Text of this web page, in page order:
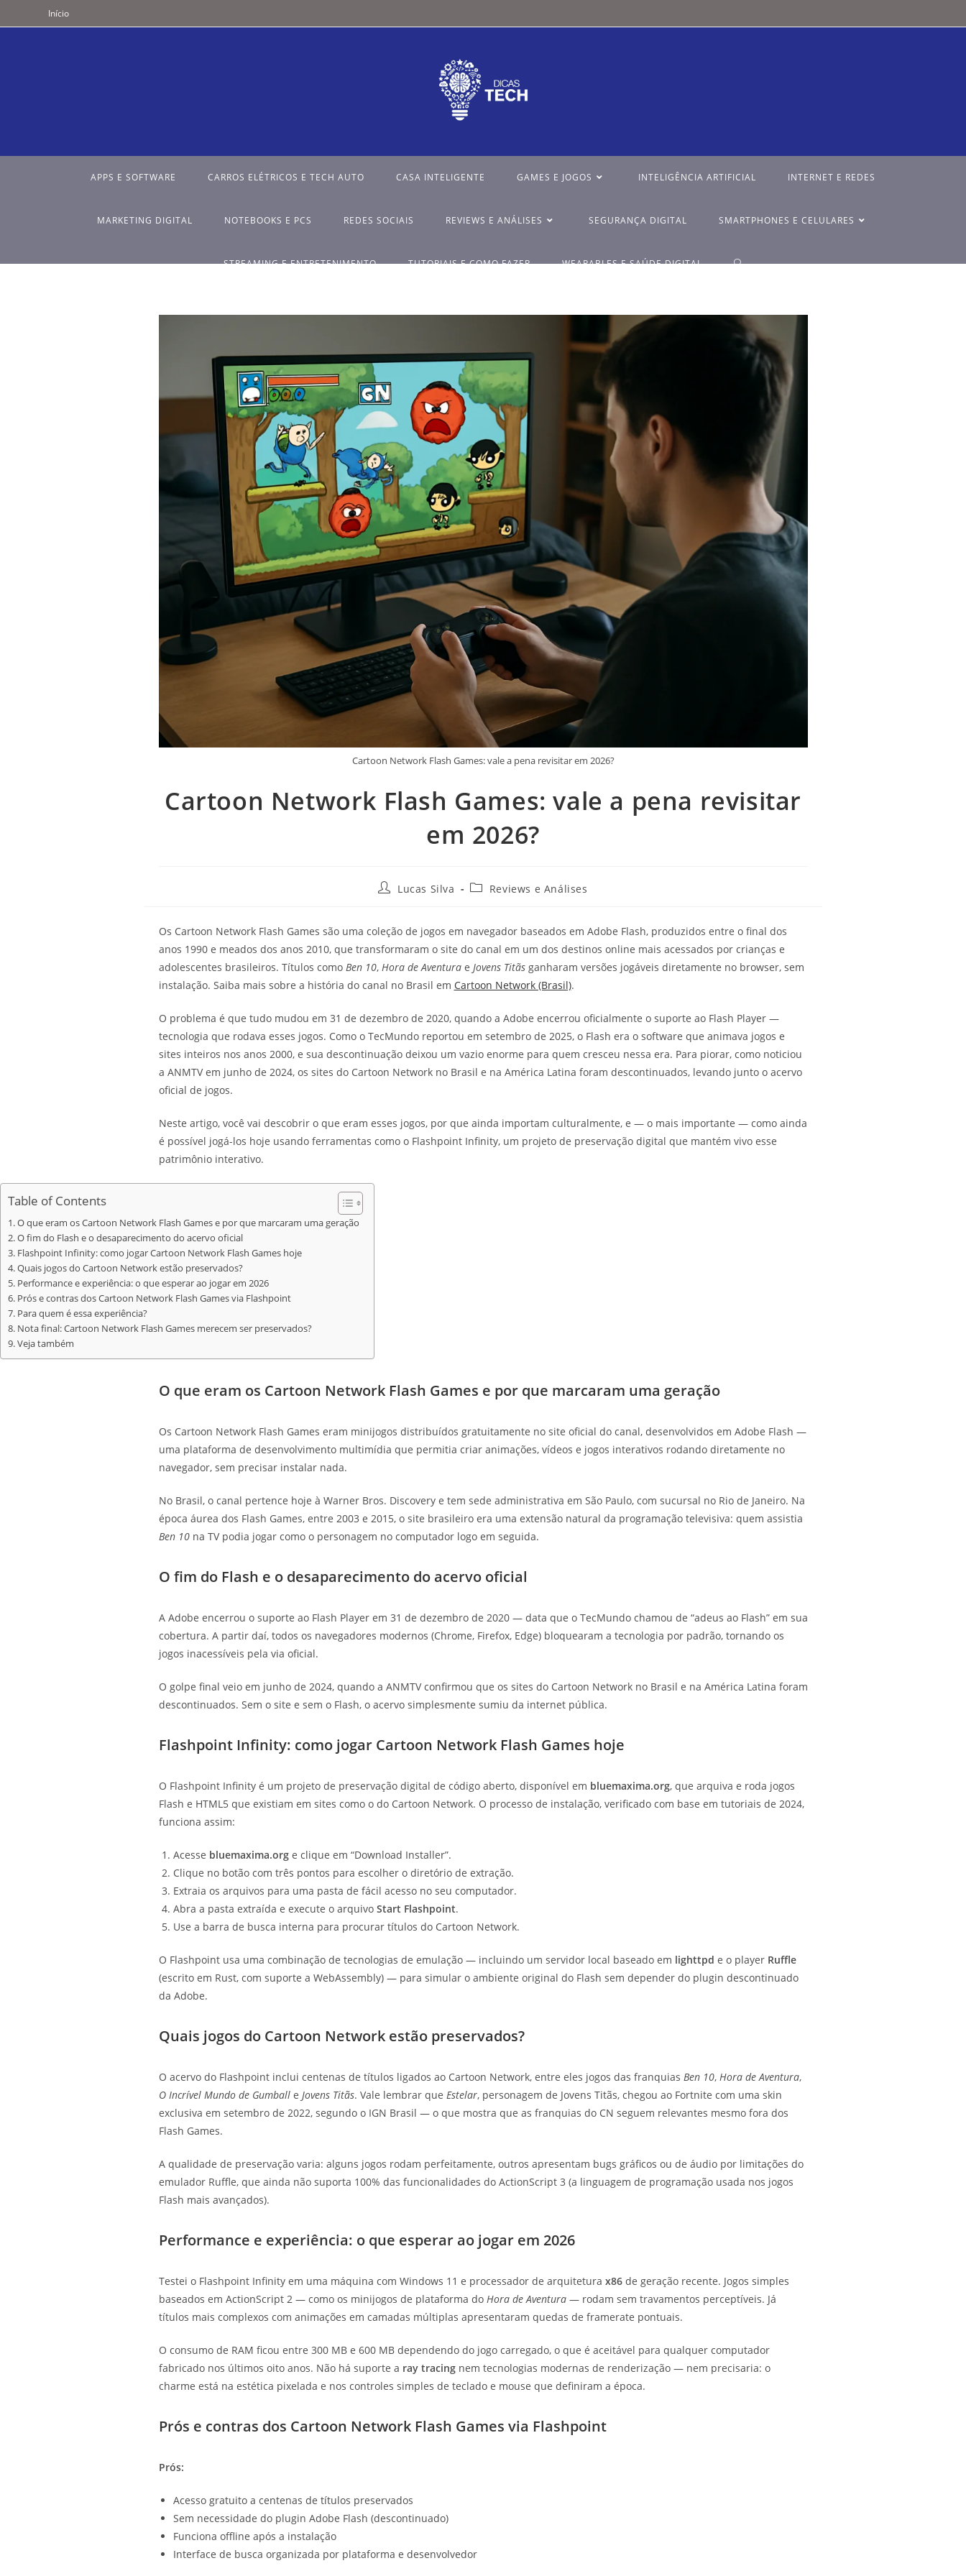
Início
APPS E SOFTWARE CARROS ELÉTRICOS E TECH AUTO CASA INTELIGENTE GAMES E JOGOS INTELIGÊNCIA ARTIFICIAL INTERNET E REDES
MARKETING DIGITAL NOTEBOOKS E PCS REDES SOCIAIS REVIEWS E ANÁLISES SEGURANÇA DIGITAL SMARTPHONES E CELULARES
STREAMING E ENTRETENIMENTO TUTORIAIS E COMO FAZER WEARABLES E SAÚDE DIGITAL
Cartoon Network Flash Games: vale a pena revisitar em 2026?
Cartoon Network Flash Games: vale a pena revisitar
em 2026?
Lucas Silva Reviews e Análises
Os Cartoon Network Flash Games são uma coleção de jogos em navegador baseados em Adobe Flash, produzidos entre o final dos
anos 1990 e meados dos anos 2010, que transformaram o site do canal em um dos destinos online mais acessados por crianças e
adolescentes brasileiros. Títulos como Ben 10, Hora de Aventurae Jovens Titãsganharam versões jogáveis diretamente no browser, sem
instalação. Saiba mais sobre a história do canal no Brasil em Cartoon Network (Brasil).
O problema é que tudo mudou em 31 de dezembro de 2020, quando a Adobe encerrou oficialmente o suporte ao Flash Player —
tecnologia que rodava esses jogos. Como o TecMundo reportou em setembro de 2025, o Flash era o software que animava jogos e
sites inteiros nos anos 2000, e sua descontinuação deixou um vazio enorme para quem cresceu nessa era. Para piorar, como noticiou
a ANMTV em junho de 2024, os sites do Cartoon Network no Brasil e na América Latina foram descontinuados, levando junto o acervo
oficial de jogos.
Neste artigo, você vai descobrir o que eram esses jogos, por que ainda importam culturalmente, e — o mais importante — como ainda
é possível jogá-los hoje usando ferramentas como o Flashpoint Infinity, um projeto de preservação digital que mantém vivo esse
patrimônio interativo.
Table of Contents
O que eram os Cartoon Network Flash Games e por que marcaram uma geração
O fim do Flash e o desaparecimento do acervo oficial
Flashpoint Infinity: como jogar Cartoon Network Flash Games hoje
Quais jogos do Cartoon Network estão preservados?
Performance e experiência: o que esperar ao jogar em 2026
Prós e contras dos Cartoon Network Flash Games via Flashpoint
Para quem é essa experiência?
Nota final: Cartoon Network Flash Games merecem ser preservados?
Veja também
O que eram os Cartoon Network Flash Games e por que marcaram uma geração
Os Cartoon Network Flash Games eram minijogos distribuídos gratuitamente no site oficial do canal, desenvolvidos em Adobe Flash —
uma plataforma de desenvolvimento multimídia que permitia criar animações, vídeos e jogos interativos rodando diretamente no
navegador, sem precisar instalar nada.
No Brasil, o canal pertence hoje à Warner Bros. Discovery e tem sede administrativa em São Paulo, com sucursal no Rio de Janeiro. Na
época áurea dos Flash Games, entre 2003 e 2015, o site brasileiro era uma extensão natural da programação televisiva: quem assistia
Ben 10na TV podia jogar como o personagem no computador logo em seguida.
O fim do Flash e o desaparecimento do acervo oficial
A Adobe encerrou o suporte ao Flash Player em 31 de dezembro de 2020 — data que o TecMundo chamou de “adeus ao Flash” em sua
cobertura. A partir daí, todos os navegadores modernos (Chrome, Firefox, Edge) bloquearam a tecnologia por padrão, tornando os
jogos inacessíveis pela via oficial.
O golpe final veio em junho de 2024, quando a ANMTV confirmou que os sites do Cartoon Network no Brasil e na América Latina foram
descontinuados. Sem o site e sem o Flash, o acervo simplesmente sumiu da internet pública.
Flashpoint Infinity: como jogar Cartoon Network Flash Games hoje
O Flashpoint Infinity é um projeto de preservação digital de código aberto, disponível em bluemaxima.org, que arquiva e roda jogos
Flash e HTML5 que existiam em sites como o do Cartoon Network. O processo de instalação, verificado com base em tutoriais de 2024,
funciona assim:
Acesse bluemaxima.orge clique em “Download Installer”.
Clique no botão com três pontos para escolher o diretório de extração.
Extraia os arquivos para uma pasta de fácil acesso no seu computador.
Abra a pasta extraída e execute o arquivo Start Flashpoint.
Use a barra de busca interna para procurar títulos do Cartoon Network.
O Flashpoint usa uma combinação de tecnologias de emulação — incluindo um servidor local baseado em lighttpd e o player Ruffle
(escrito em Rust, com suporte a WebAssembly) — para simular o ambiente original do Flash sem depender do plugin descontinuado
da Adobe.
Quais jogos do Cartoon Network estão preservados?
O acervo do Flashpoint inclui centenas de títulos ligados ao Cartoon Network, entre eles jogos das franquias Ben 10, Hora de Aventura,
O Incrível Mundo de Gumballe Jovens Titãs. Vale lembrar que Estelar, personagem de Jovens Titãs, chegou ao Fortnite com uma skin
exclusiva em setembro de 2022, segundo o IGN Brasil — o que mostra que as franquias do CN seguem relevantes mesmo fora dos
Flash Games.
A qualidade de preservação varia: alguns jogos rodam perfeitamente, outros apresentam bugs gráficos ou de áudio por limitações do
emulador Ruffle, que ainda não suporta 100% das funcionalidades do ActionScript 3 (a linguagem de programação usada nos jogos
Flash mais avançados).
Performance e experiência: o que esperar ao jogar em 2026
Testei o Flashpoint Infinity em uma máquina com Windows 11 e processador de arquitetura x86de geração recente. Jogos simples
baseados em ActionScript 2 — como os minijogos de plataforma do Hora de Aventura— rodam sem travamentos perceptíveis. Já
títulos mais complexos com animações em camadas múltiplas apresentaram quedas de framerate pontuais.
O consumo de RAM ficou entre 300 MB e 600 MB dependendo do jogo carregado, o que é aceitável para qualquer computador
fabricado nos últimos oito anos. Não há suporte a ray tracingnem tecnologias modernas de renderização — nem precisaria: o
charme está na estética pixelada e nos controles simples de teclado e mouse que definiram a época.
Prós e contras dos Cartoon Network Flash Games via Flashpoint
Prós:
Acesso gratuito a centenas de títulos preservados
Sem necessidade do plugin Adobe Flash (descontinuado)
Funciona offline após a instalação
Interface de busca organizada por plataforma e desenvolvedor